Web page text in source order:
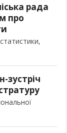
рада
про
зустріч